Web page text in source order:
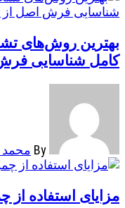
بهترین روش‌های
کامل شناسایی
محمد
مزایای استفاده